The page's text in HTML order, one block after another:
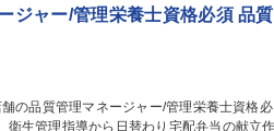
ジャー/管理栄養士資格必須 品質